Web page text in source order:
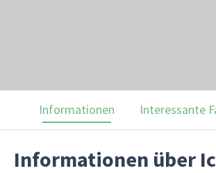
Informationen Interessante
Informationen über